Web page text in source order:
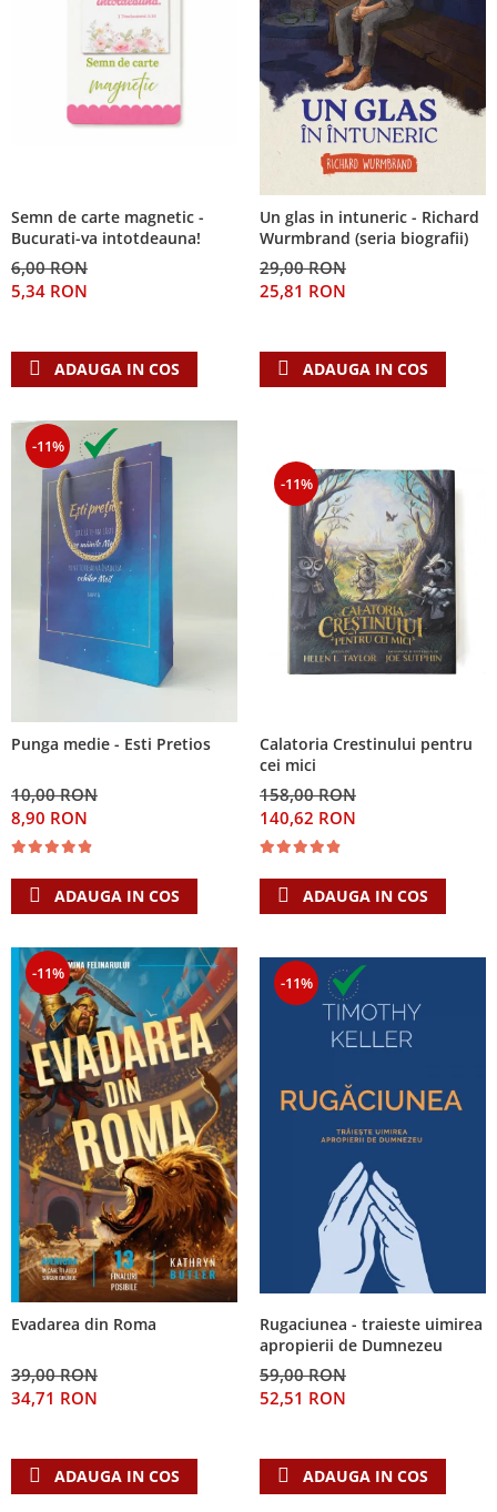
Semn de carte magnetic -
Bucurati-va intotdeauna!
6,00 RON
5,34 RON
ADAUGA IN COS
Un glas in intuneric - Richard
Wurmbrand (seria biografii)
29,00 RON
25,81 RON
ADAUGA IN COS
-11%
Punga medie - Esti Pretios
10,00 RON
8,90 RON
ADAUGA IN COS
-11%
Calatoria Crestinului pentru
cei mici
158,00 RON
140,62 RON
ADAUGA IN COS
-11%
Evadarea din Roma
39,00 RON
34,71 RON
ADAUGA IN COS
-11%
Rugaciunea - traieste uimirea
apropierii de Dumnezeu
59,00 RON
52,51 RON
ADAUGA IN COS